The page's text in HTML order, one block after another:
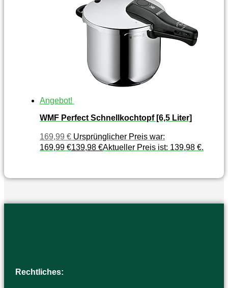
Angebot!
WMF Perfect Schnellkochtopf [6,5 Liter]
169,99 € Ursprünglicher Preis war:
169,99 €139,98 €Aktueller Preis ist: 139,98 €.
Rechtliches: